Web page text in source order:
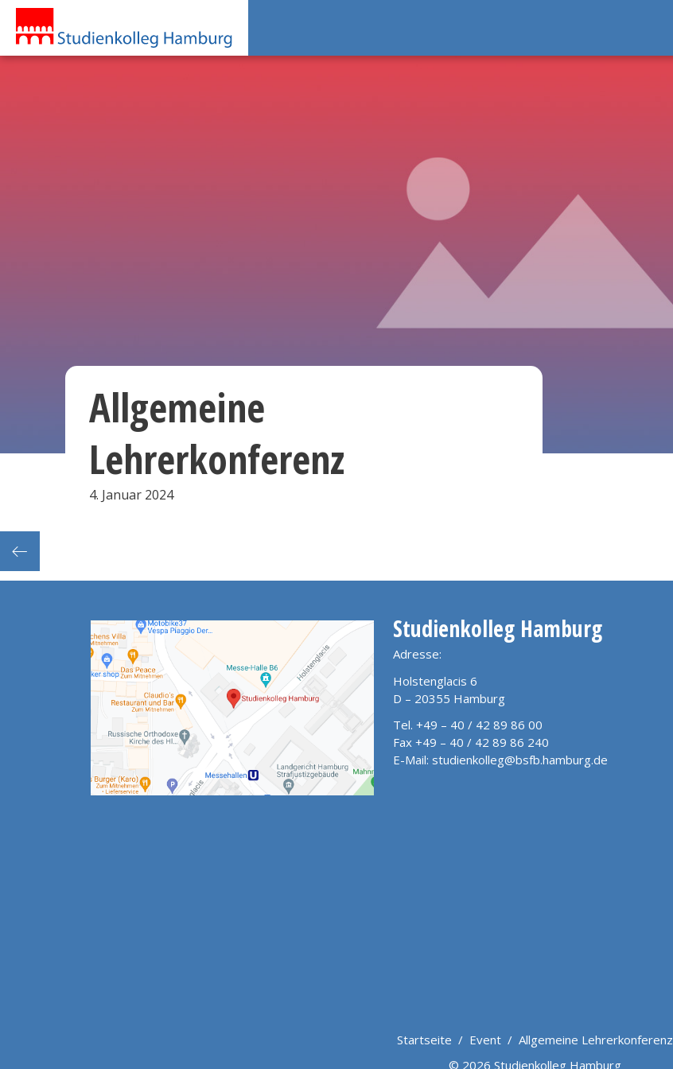
Allgemeine
Lehrerkonferenz
4. Januar 2024
Studienkolleg Hamburg
Adresse:
Holstenglacis 6
D – 20355 Hamburg
Tel. +49 – 40 / 42 89 86 00
Fax +49 – 40 / 42 89 86 240
E-Mail: studienkolleg@bsfb.hamburg.de
Startseite / Event/ Allgemeine Lehrerkonferenz
© 2026 Studienkolleg Hamburg